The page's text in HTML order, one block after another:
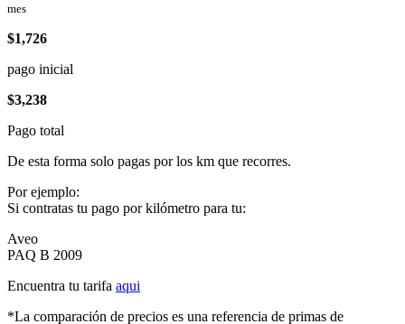
mes
$1,726
pago inicial
$3,238
Pago total
De esta forma solo pagas por los km que recorres.
Por ejemplo:
Si contratas tu pago por kilómetro para tu:
Aveo
PAQ B 2009
Encuentra tu tarifa aqui
*La comparación de precios es una referencia de primas de